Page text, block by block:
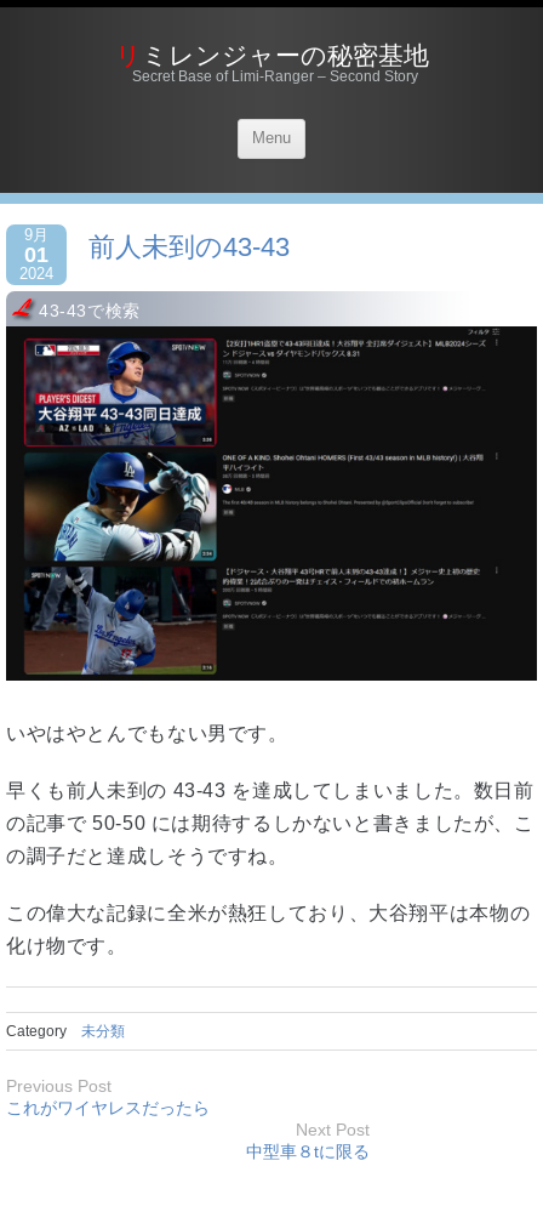
リミレンジャーの秘密基地
Secret Base of Limi-Ranger – Second Story
Menu
9月
01
2024
前人未到の43-43
43-43で検索
いやはやとんでもない男です。
早くも前人未到の 43-43 を達成してしまいました。数日前
の記事で 50-50 には期待するしかないと書きましたが、こ
の調子だと達成しそうですね。
この偉大な記録に全米が熱狂しており、大谷翔平は本物の
化け物です。
Category 未分類
Previous Post
これがワイヤレスだったら
Next Post
中型車８tに限る